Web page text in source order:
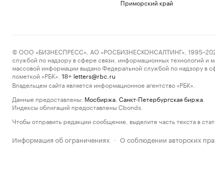
Приморский край
© ООО «БИЗНЕСПРЕСС», АО «РОСБИЗНЕСКОНСАЛТИНГ», 1995–2026.
службой по надзору в сфере связи, информационных технологий и
массовой информации выдано Федеральной службой по надзору в
пометкой «РБК».
18+ letters@rbc.ru
Владельцем сайта является информационное агентство «РБК».
Данные предоставлены: Мосбиржа Санкт-Петербургская биржа
Индексы облигаций предоставлены Cbonds.
Чтобы отправить редакции сообщение, выделите часть текста в
Информация об ограничениях · О соблюдении авторских